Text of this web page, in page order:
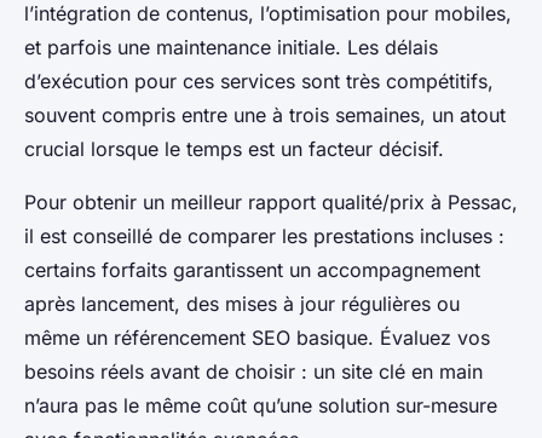
l’intégration de contenus, l’optimisation pour mobiles,
et parfois une maintenance initiale. Les délais
d’exécution pour ces services sont très compétitifs,
souvent compris entre une à trois semaines, un atout
crucial lorsque le temps est un facteur décisif.
Pour obtenir un meilleur rapport qualité/prix à Pessac,
il est conseillé de comparer les prestations incluses :
certains forfaits garantissent un accompagnement
après lancement, des mises à jour régulières ou
même un référencement SEO basique. Évaluez vos
besoins réels avant de choisir : un site clé en main
n’aura pas le même coût qu’une solution sur-mesure